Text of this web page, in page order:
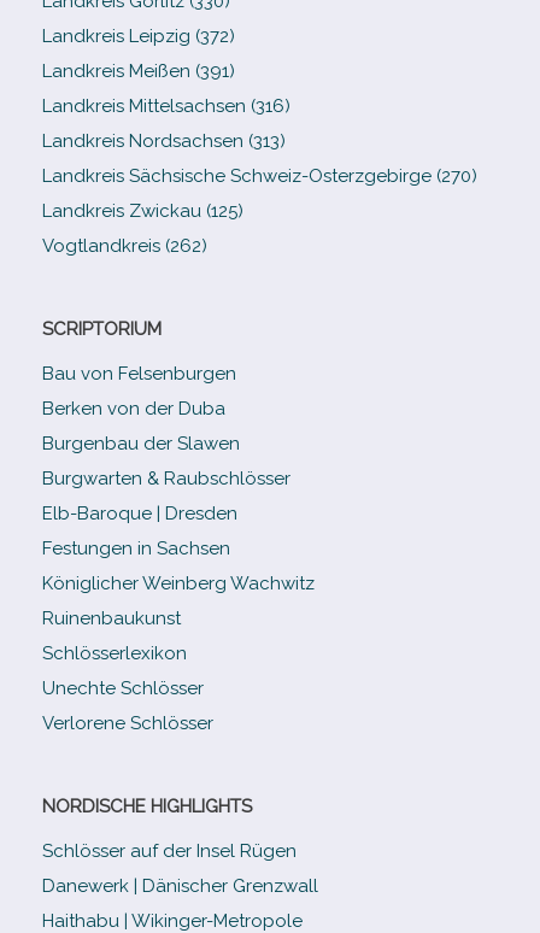
Landkreis Leipzig (372)
Landkreis Meißen (391)
Landkreis Mittelsachsen (316)
Landkreis Nordsachsen (313)
Landkreis Sächsische Schweiz-​Osterzgebirge (270)
Landkreis Zwickau (125)
Vogtlandkreis (262)
SCRIPTORIUM
Bau von Felsenburgen
Berken von der Duba
Burgenbau der Slawen
Burgwarten & Raubschlösser
Elb-​Baroque | Dresden
Festungen in Sachsen
Königlicher Weinberg Wachwitz
Ruinenbaukunst
Schlösserlexikon
Unechte Schlösser
Verlorene Schlösser
NORDISCHE HIGHLIGHTS
Schlösser auf der Insel Rügen
Danewerk | Dänischer Grenzwall
Haithabu | Wikinger-Metropole